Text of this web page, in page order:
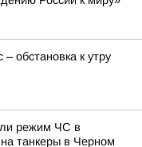
обстановка к утру
режим ЧС в
на танкеры в Черном